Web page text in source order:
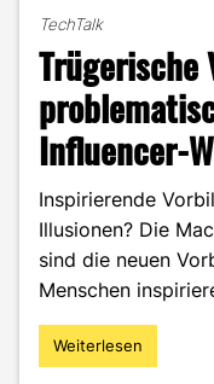
TechTalk
Trügerische
Influencer-
Inspirierende
Illusionen? Die
sind die neuen
Menschen
"Trügerische
Vorbilder:
Weiterlesen